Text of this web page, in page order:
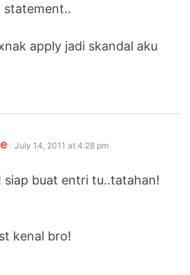
statement..
apply jadi skandal aku
says:
July 14, 2011 at 4:28 pm
siap buat entri tu..tatahan!
kenal bro!